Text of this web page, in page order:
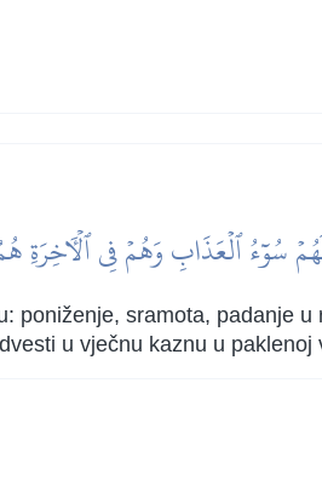
سُوٓءُ ٱلۡعَذَابِ وَهُمۡ فِي ٱلۡأٓخِرَةِ
poniženje, sramota, padanje
u vječnu kaznu u paklenoj